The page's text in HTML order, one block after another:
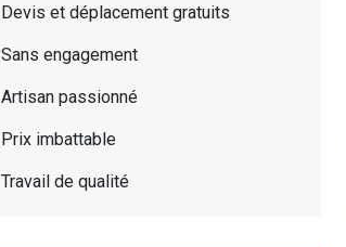
Devis et déplacement gratuits
Sans engagement
Artisan passionné
Prix imbattable
Travail de qualité